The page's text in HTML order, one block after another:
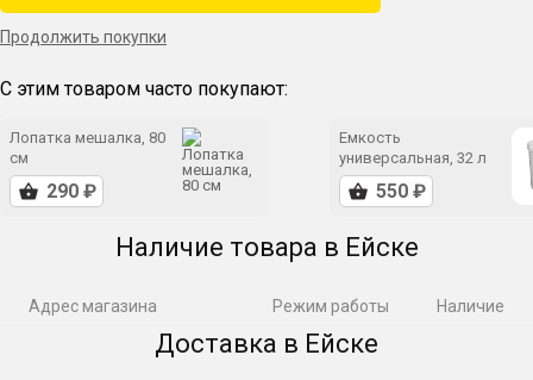
Продолжить покупки
С этим товаром часто покупают:
Лопатка мешалка, 80
см
Емкость
универсальная, 32 л
Наличие товара в Ейске
Адрес магазина Режим работы Наличие
Доставка в Ейске